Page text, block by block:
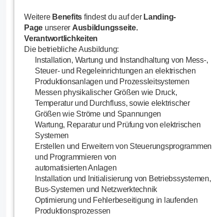
Weitere Benefits findest du auf der Landing-
Page unserer Ausbildungsseite.
Verantwortlichkeiten
Die betriebliche Ausbildung:
Installation, Wartung und Instandhaltung von Mess-,
Steuer- und Regeleinrichtungen an elektrischen
Produktionsanlagen und Prozessleitsystemen
Messen physikalischer Größen wie Druck,
Temperatur und Durchfluss, sowie elektrischer
Größen wie Ströme und Spannungen
Wartung, Reparatur und Prüfung von elektrischen
Systemen
Erstellen und Erweitern von Steuerungsprogrammen
und Programmieren von
automatisierten Anlagen
Installation und Initialisierung von Betriebssystemen,
Bus-Systemen und Netzwerktechnik
Optimierung und Fehlerbeseitigung in laufenden
Produktionsprozessen